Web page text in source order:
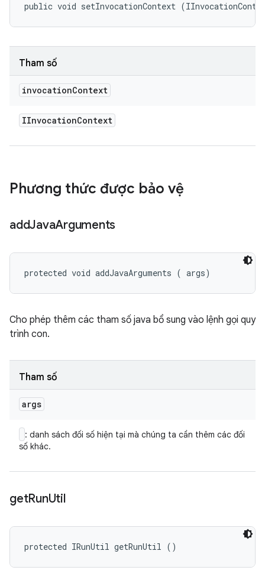
public void setInvocationContext
Tham số
invocationContext
IInvocationContext
Phương thức được bảo vệ
addJavaArguments
protected void addJavaArguments ( args)
Cho phép thêm các tham số java bổ sung vào lệnh gọi quy
trình con.
Tham số
args
: danh sách đối số hiện tại mà chúng ta cần thêm các đối
số khác.
getRunUtil
protected IRunUtil getRunUtil ()